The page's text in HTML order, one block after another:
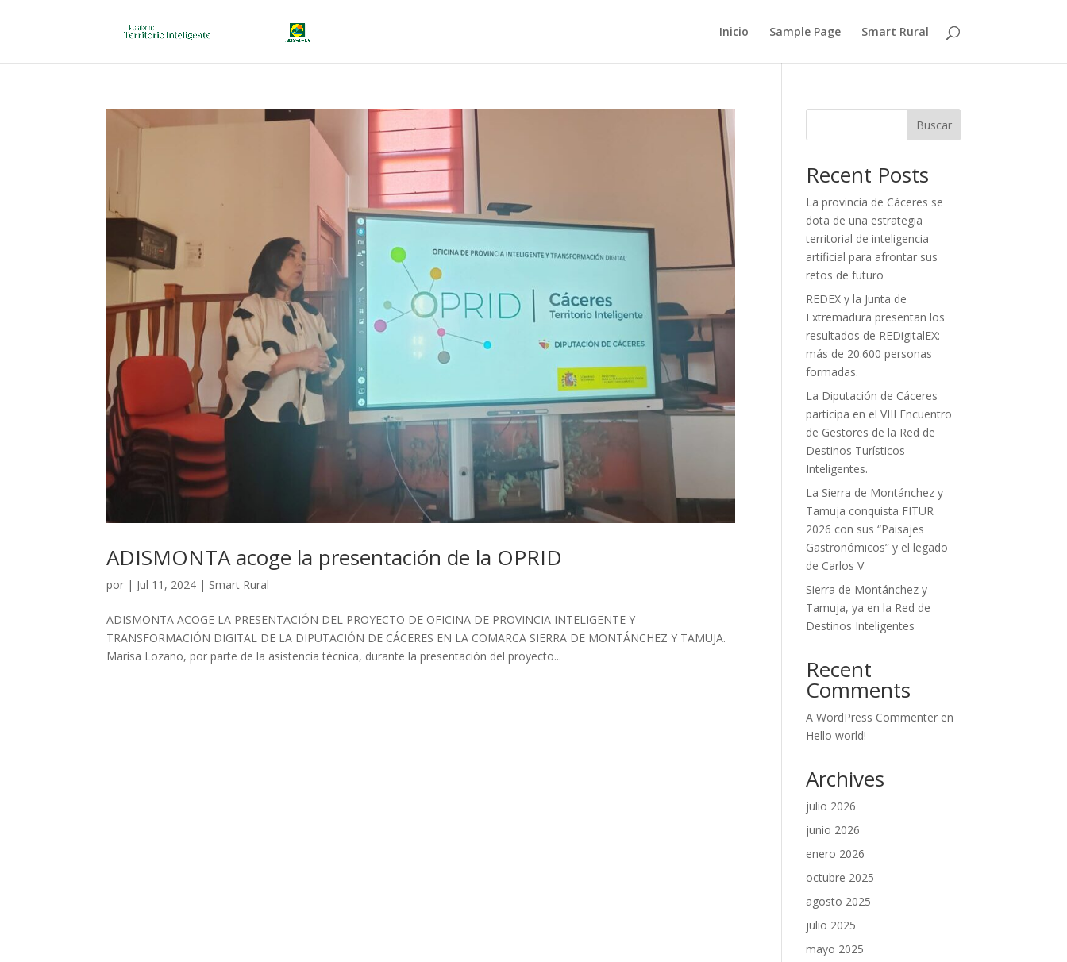
Inicio Sample Page Smart Rural
ADISMONTA acoge la presentación de la OPRID
por | Jul 11, 2024 | Smart Rural
ADISMONTA ACOGE LA PRESENTACIÓN DEL PROYECTO DE OFICINA DE PROVINCIA INTELIGENTE Y
TRANSFORMACIÓN DIGITAL DE LA DIPUTACIÓN DE CÁCERES EN LA COMARCA SIERRA DE MONTÁNCHEZ Y TAMUJA.
Marisa Lozano, por parte de la asistencia técnica, durante la presentación del proyecto...
Buscar
Recent Posts
La provincia de Cáceres se
dota de una estrategia
territorial de inteligencia
artificial para afrontar sus
retos de futuro
REDEX y la Junta de
Extremadura presentan los
resultados de REDigitalEX:
más de 20.600 personas
formadas.
La Diputación de Cáceres
participa en el VIII Encuentro
de Gestores de la Red de
Destinos Turísticos
Inteligentes.
La Sierra de Montánchez y
Tamuja conquista FITUR
2026 con sus “Paisajes
Gastronómicos” y el legado
de Carlos V
Sierra de Montánchez y
Tamuja, ya en la Red de
Destinos Inteligentes
Recent
Comments
A WordPress Commenter en
Hello world!
Archives
julio 2026
junio 2026
enero 2026
octubre 2025
agosto 2025
julio 2025
mayo 2025